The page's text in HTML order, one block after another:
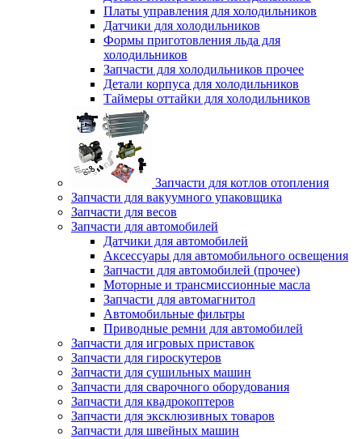
Платы управления для холодильников
Датчики для холодильников
Формы приготовления льда для
холодильников
Запчасти для холодильников прочее
Детали корпуса для холодильников
Таймеры оттайки для холодильников
Запчасти для котлов отопления
Запчасти для вакуумного упаковщика
Запчасти для весов
Запчасти для автомобилей
Датчики для автомобилей
Аксессуары для автомобильного освещения
Запчасти для автомобилей (прочее)
Моторные и трансмиссионные масла
Запчасти для автомагнитол
Автомобильные фильтры
Приводные ремни для автомобилей
Запчасти для игровых приставок
Запчасти для гироскутеров
Запчасти для сушильных машин
Запчасти для сварочного оборудования
Запчасти для квадрокоптеров
Запчасти для эксклюзивных товаров
Запчасти для швейных машин